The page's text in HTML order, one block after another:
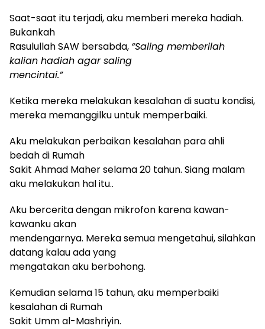
Saat-saat itu terjadi, aku memberi mereka hadiah.
Bukankah
Rasulullah SAW bersabda, “Saling memberilah
kalian hadiah agar saling
mencintai.”
Ketika mereka melakukan kesalahan di suatu kondisi,
mereka memanggilku untuk memperbaiki.
Aku melakukan perbaikan kesalahan para ahli
bedah di Rumah
Sakit Ahmad Maher selama 20 tahun. Siang malam
aku melakukan hal itu..
Aku bercerita dengan mikrofon karena kawan-
kawanku akan
mendengarnya. Mereka semua mengetahui, silahkan
datang kalau ada yang
mengatakan aku berbohong.
Kemudian selama 15 tahun, aku memperbaiki
kesalahan di Rumah
Sakit Umm al-Mashriyin.